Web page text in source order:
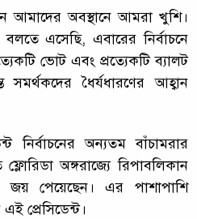
আমাদের অবস্থানে আমরা খুশি।
এসেছি, এবারের নির্বাচনে
ভোট এবং প্রত্যেকটি ব্যালট
ধৈর্যধারণের আহ্বান
নির্বাচনের অন্যতম বাঁচামরার
অঙ্গরাজ্যে রিপাবলিকান
জয় পেয়েছেন। এর পাশাপাশি
প্রেসিডেন্ট।